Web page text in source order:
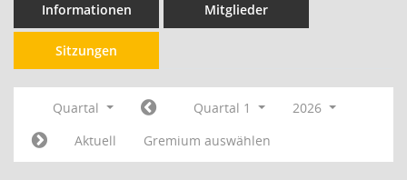
Informationen Mitglieder
Sitzungen
Quartal Quartal 1
2026
Aktuell
Gremium auswählen